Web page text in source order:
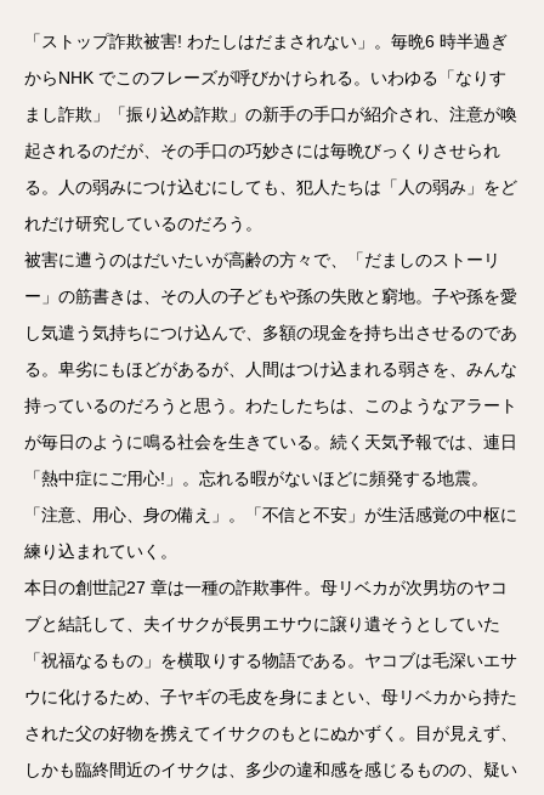
ヤ「ストップ詐欺被害! わたしはだまされない」。毎晩6 時半過ぎ
からNHK でこのフレーズが呼びかけられる。いわゆる「なりす
まし詐欺」「振り込め詐欺」の新手の手口が紹介され、注意が喚
起されるのだが、その手口の巧妙さには毎晩びっくりさせられ
る。人の弱みにつけ込むにしても、犯人たちは「人の弱み」をど
れだけ研究しているのだろう。
被害に遭うのはだいたいが高齢の方々で、「だましのストーリ
ー」の筋書きは、その人の子どもや孫の失敗と窮地。子や孫を愛
し気遣う気持ちにつけ込んで、多額の現金を持ち出させるのであ
る。卑劣にもほどがあるが、人間はつけ込まれる弱さを、みんな
持っているのだろうと思う。わたしたちは、このようなアラート
が毎日のように鳴る社会を生きている。続く天気予報では、連日
「熱中症にご用心!」。忘れる暇がないほどに頻発する地震。
「注意、用心、身の備え」。「不信と不安」が生活感覚の中枢に
練り込まれていく。
本日の創世記27 章は一種の詐欺事件。母リベカが次男坊のヤコ
ブと結託して、夫イサクが長男エサウに譲り遺そうとしていた
「祝福なるもの」を横取りする物語である。ヤコブは毛深いエサ
ウに化けるため、子ヤギの毛皮を身にまとい、母リベカから持た
された父の好物を携えてイサクのもとにぬかずく。目が見えず、
しかも臨終間近のイサクは、多少の違和感を感じるものの、疑い